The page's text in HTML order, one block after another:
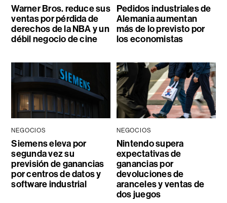
Warner Bros. reduce sus
ventas por pérdida de
derechos de la NBA y un
débil negocio de cine
Pedidos industriales de
Alemania aumentan
más de lo previsto por
los economistas
NEGOCIOS
Siemens eleva por
segunda vez su
previsión de ganancias
por centros de datos y
software industrial
NEGOCIOS
Nintendo supera
expectativas de
ganancias por
devoluciones de
aranceles y ventas de
dos juegos